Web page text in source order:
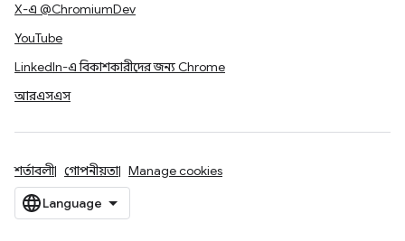
X-এ @ChromiumDev
YouTube
LinkedIn-এ বিকাশকারীদের জন্য Chrome
আরএসএস
শর্তাবলী গোপনীয়তা Manage cookies